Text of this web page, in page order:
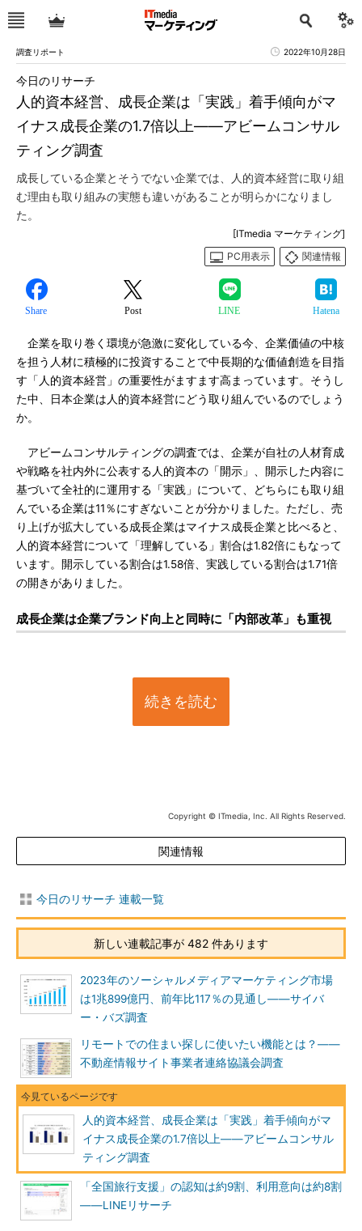
調査リポート 2022年10月28日
人的資本経営、成長企業は「実践」着手傾向がマ
イナス成長企業の1.7倍以上――アビームコンサル
ティング調査
今日のリサーチ
成長している企業とそうでない企業では、人的資本経営に取り組
む理由も取り組みの実態も違いがあることが明らかになりまし
た。
[ITmedia マーケティング]
PC用表示
関連情報
Share Post LINE Hatena
企業を取り巻く環境が急激に変化している今、企業価値の中核
を担う人材に積極的に投資することで中長期的な価値創造を目指
す「人的資本経営」の重要性がますます高まっています。そうし
た中、日本企業は人的資本経営にどう取り組んでいるのでしょう
か。
アビームコンサルティングの調査では、企業が自社の人材育成
や戦略を社内外に公表する人的資本の「開示」、開示した内容に
基づいて全社的に運用する「実践」について、どちらにも取り組
んでいる企業は11％にすぎないことが分かりました。ただし、売
り上げが拡大している成長企業はマイナス成長企業と比べると、
人的資本経営について「理解している」割合は1.82倍にもなって
います。開示している割合は1.58倍、実践している割合は1.71倍
の開きがありました。
成長企業は企業ブランド向上と同時に「内部改革」も重視
続きを読む
Copyright © ITmedia, Inc. All Rights Reserved.
関連情報
今日のリサーチ 連載一覧
新しい連載記事が 482 件あります
2023年のソーシャルメディアマーケティング市場
は1兆899億円、前年比117％の見通し――サイバ
ー・バズ調査
リモートでの住まい探しに使いたい機能とは？――
不動産情報サイト事業者連絡協議会調査
人的資本経営、成長企業は「実践」着手傾向がマ
イナス成長企業の1.7倍以上――アビームコンサル
ティング調査
「全国旅行支援」の認知は約9割、利用意向は約8割
――LINEリサーチ